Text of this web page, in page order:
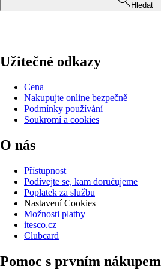
Hledat
Užitečné odkazy
Cena
Nakupujte online bezpečně
Podmínky používání
Soukromí a cookies
O nás
Přístupnost
Podívejte se, kam doručujeme
Poplatek za službu
Nastavení Cookies
Možnosti platby
itesco.cz
Clubcard
Pomoc s prvním nákupem